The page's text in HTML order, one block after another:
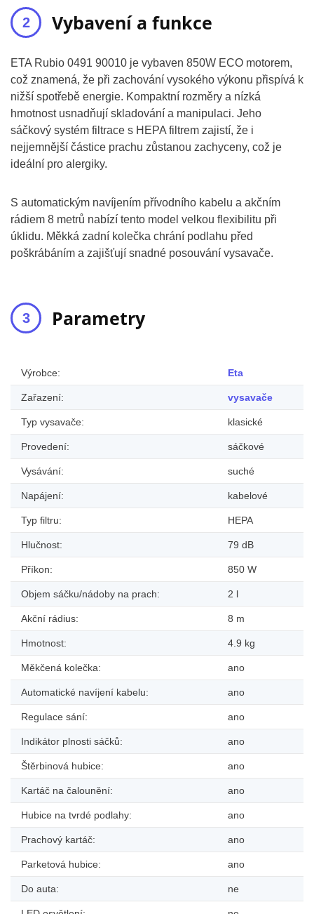
Vybavení a funkce
ETA Rubio 0491 90010 je vybaven 850W ECO motorem,
což znamená, že při zachování vysokého výkonu přispívá k
nižší spotřebě energie. Kompaktní rozměry a nízká
hmotnost usnadňují skladování a manipulaci. Jeho
sáčkový systém filtrace s HEPA filtrem zajistí, že i
nejjemnější částice prachu zůstanou zachyceny, což je
ideální pro alergiky.
S automatickým navíjením přívodního kabelu a akčním
rádiem 8 metrů nabízí tento model velkou flexibilitu při
úklidu. Měkká zadní kolečka chrání podlahu před
poškrábáním a zajišťují snadné posouvání vysavače.
Parametry
Výrobce: Eta
Zařazení: vysavače
Typ vysavače: klasické
Provedení: sáčkové
Vysávání: suché
Napájení: kabelové
Typ filtru: HEPA
Hlučnost: 79 dB
Příkon: 850 W
Objem sáčku/nádoby na prach: 2 l
Akční rádius: 8 m
Hmotnost: 4.9 kg
Měkčená kolečka: ano
Automatické navíjení kabelu: ano
Regulace sání: ano
Indikátor plnosti sáčků: ano
Štěrbinová hubice: ano
Kartáč na čalounění: ano
Hubice na tvrdé podlahy: ano
Prachový kartáč: ano
Parketová hubice: ano
Do auta: ne